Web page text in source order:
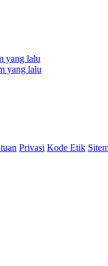
yang lalu
yang lalu
Privasi Kode Etik